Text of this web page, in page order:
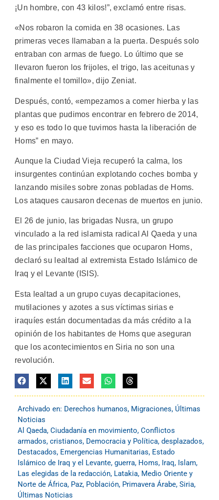
¡Un hombre, con 43 kilos!”, exclamó entre risas.
«Nos robaron la comida en 38 ocasiones. Las
primeras veces llamaban a la puerta. Después solo
entraban con armas de fuego. Lo último que se
llevaron fueron los frijoles, el trigo, las aceitunas y
finalmente el tomillo», dijo Zeniat.
Después, contó, «empezamos a comer hierba y las
plantas que pudimos encontrar en febrero de 2014,
y eso es todo lo que tuvimos hasta la liberación de
Homs” en mayo.
Aunque la Ciudad Vieja recuperó la calma, los
insurgentes continúan explotando coches bomba y
lanzando misiles sobre zonas pobladas de Homs.
Los ataques causaron decenas de muertos en junio.
El 26 de junio, las brigadas Nusra, un grupo
vinculado a la red islamista radical Al Qaeda y una
de las principales facciones que ocuparon Homs,
declaró su lealtad al extremista Estado Islámico de
Iraq y el Levante (ISIS).
Esta lealtad a un grupo cuyas decapitaciones,
mutilaciones y azotes a sus víctimas sirias e
iraquíes están documentadas da más crédito a la
opinión de los habitantes de Homs que aseguran
que los acontecimientos en Siria no son una
revolución.
Archivado en: Derechos humanos, Migraciones, Últimas
Noticias
Al Qaeda, Ciudadanía en movimiento, Conflictos
armados, cristianos, Democracia y Política, desplazados,
Destacados, Emergencias Humanitarias, Estado
Islámico de Iraq y el Levante, guerra, Homs, Iraq, Islam,
Las elegidas de la redacción, Latakia, Medio Oriente y
Norte de África, Paz, Población, Primavera Árabe, Siria,
Últimas Noticias